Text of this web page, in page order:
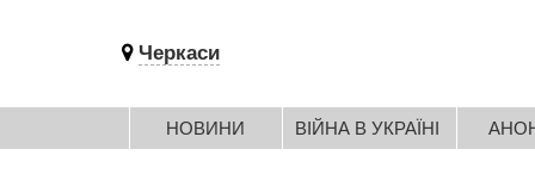
Черкаси
НОВИНИ ВІЙНА В УКРАЇНІ